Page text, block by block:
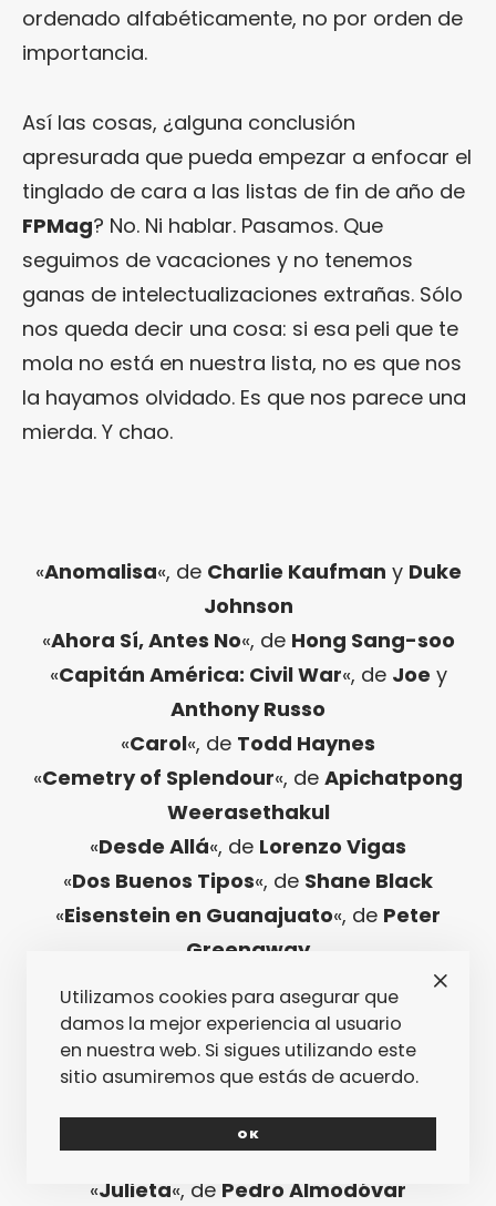
ordenado alfabéticamente, no por orden de
importancia.
Así las cosas, ¿alguna conclusión
apresurada que pueda empezar a enfocar el
tinglado de cara a las listas de fin de año de
FPMag? No. Ni hablar. Pasamos. Que
seguimos de vacaciones y no tenemos
ganas de intelectualizaciones extrañas. Sólo
nos queda decir una cosa: si esa peli que te
mola no está en nuestra lista, no es que nos
la hayamos olvidado. Es que nos parece una
mierda. Y chao.
«Anomalisa«, de Charlie Kaufman y Duke
Johnson
«Ahora Sí, Antes No«, de Hong Sang-soo
«Capitán América: Civil War«, de Joe y
Anthony Russo
«Carol«, de Todd Haynes
«Cemetry of Splendour«, de Apichatpong
Weerasethakul
«Desde Allá«, de Lorenzo Vigas
«Dos Buenos Tipos«, de Shane Black
«Eisenstein en Guanajuato«, de Peter
Greenaway
El Abrazo de la Serpiente
Ciro Guerra
«El Hijo de Saúl«, deLászló Nemes
El Recuerdo de Marnie«, deHiromasa
Yonebayashi
«El Rey Tuerto«, deMarc Crehuet
«High-Rise«, deBen Wheatley
«Julieta«, de Pedro Almodóvar
Utilizamos cookies para asegurar que
damos la mejor experiencia al usuario
en nuestra web. Si sigues utilizando este
sitio asumiremos que estás de acuerdo.
OK